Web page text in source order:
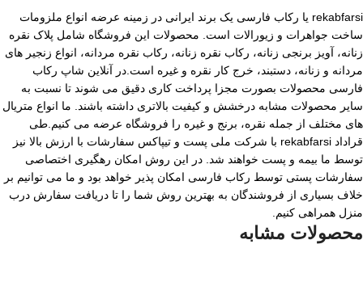
rekabfarsi یا رکاب فارسی یک برند ایرانی در زمینه عرضه انواع ملزومات
ساخت جواهرات و زیورالات است. محصولات این فروشگاه شامل پلاک نقره
زنانه، آویز برنجی زنانه، رکاب نقره زنانه، رکاب نقره مردانه، انواع زنجیر های
مردانه و زنانه، دستبند، خرج کار نقره و غیره است.در آنلاین شاپ رکاب
فارسی محصولات بصورت مجزا پرداخت کاری دقیق می شوند تا نسبت به
سایر محصولات مشابه درخشش و کیفیت بالاتری داشته باشند. ما انواع متریال
های مختلف از جمله نقره، برنج و غیره را فروشگاه عرضه می کنیم.طی
قراداد rekabfarsi با شرکت ملی پست و تیپاکس سفارشات با ارزش بالا نیز
توسط ما بیمه و پست خواهند شد. در این روش امکان رهگیری اختصاصی
سفارشات پستی توسط رکاب فارسی امکان پذیر خواهد بود و ما می توانیم بر
خلاف بسیاری از فروشندگان به بهترین روش شما را تا دریافت سفارش درب
منزل همراهی کنیم.
محصولات مشابه